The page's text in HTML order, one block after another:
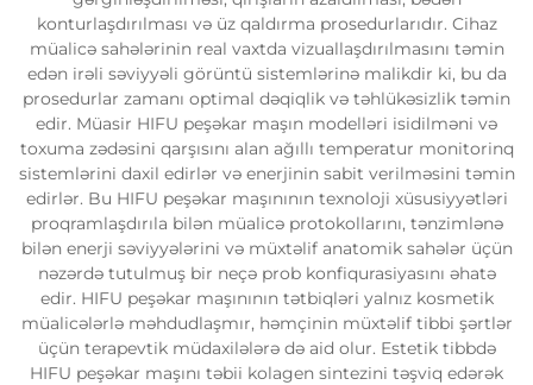
konturlaşdırılması və üz qaldırma prosedurlarıdır. Cihaz
müalicə sahələrinin real vaxtda vizuallaşdırılmasını təmin
edən irəli səviyyəli görüntü sistemlərinə malikdir ki, bu da
prosedurlar zamanı optimal dəqiqlik və təhlükəsizlik təmin
edir. Müasir HIFU peşəkar maşın modelləri isidilməni və
toxuma zədəsini qarşısını alan ağıllı temperatur monitorinq
sistemlərini daxil edirlər və enerjinin sabit verilməsini təmin
edirlər. Bu HIFU peşəkar maşınının texnoloji xüsusiyyətləri
proqramlaşdırıla bilən müalicə protokollarını, tənzimlənə
bilən enerji səviyyələrini və müxtəlif anatomik sahələr üçün
nəzərdə tutulmuş bir neçə prob konfiqurasiyasını əhatə
edir. HIFU peşəkar maşınının tətbiqləri yalnız kosmetik
müalicələrlə məhdudlaşmır, həmçinin müxtəlif tibbi şərtlər
üçün terapevtik müdaxilələrə də aid olur. Estetik tibbdə
HIFU peşəkar maşını təbii kolagen sintezini təşviq edərək